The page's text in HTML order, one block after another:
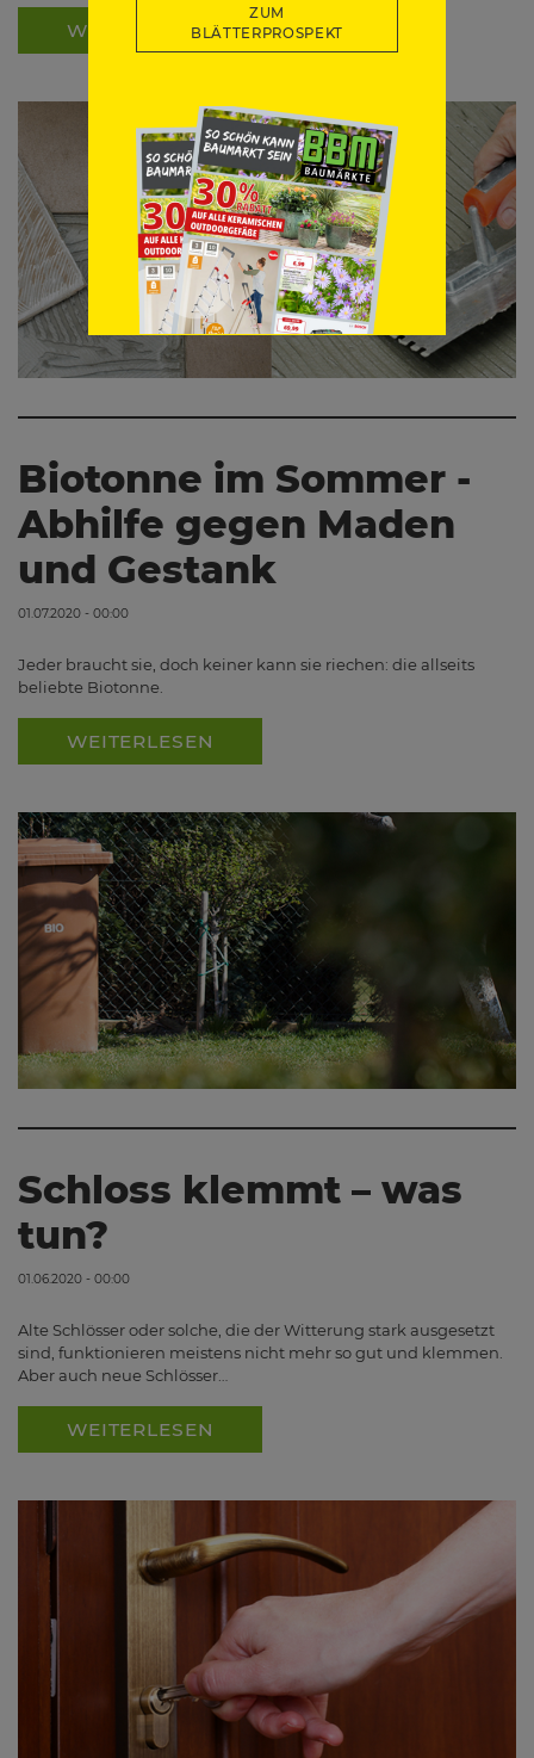
ZUM
BLÄTTERPROSPEKT
WEITERLESEN
Biotonne im Sommer -
Abhilfe gegen Maden
und Gestank
01.07.2020 - 00:00
Jeder braucht sie, doch keiner kann sie riechen: die allseits
beliebte Biotonne.
WEITERLESEN
Schloss klemmt – was
tun?
01.06.2020 - 00:00
Alte Schlösser oder solche, die der Witterung stark ausgesetzt
sind, funktionieren meistens nicht mehr so gut und klemmen.
Aber auch neue Schlösser…
WEITERLESEN